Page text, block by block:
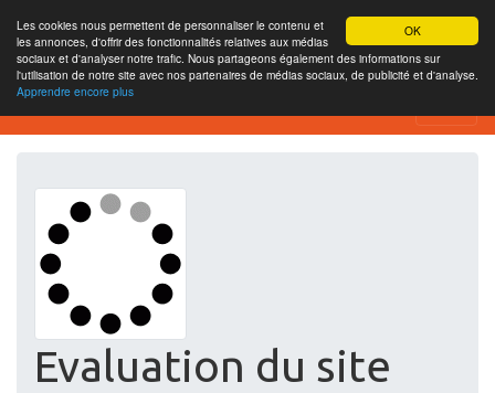
OK
Les cookies nous permettent de personnaliser le contenu et
les annonces, d'offrir des fonctionnalités relatives aux médias
sociaux et d'analyser notre trafic. Nous partageons également des informations sur
l'utilisation de notre site avec nos partenaires de médias sociaux, de publicité et d'analyse.
Apprendre encore plus
Website-SEO-Überprüfung
Evaluation du site